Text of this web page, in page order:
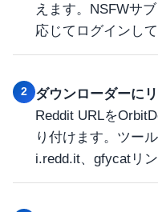
えます。NSFWサ
応じてログインして
2 ダウンローダーに
Reddit URLを
り付けます。ツー
i.redd.it、gfycatリ